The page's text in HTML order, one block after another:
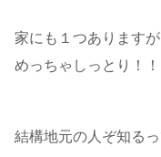
家にも１つあります
めっちゃしっとり！！
結構地元の人ぞ知る